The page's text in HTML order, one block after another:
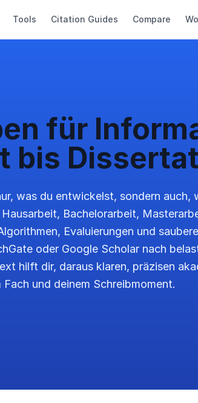
Tools Citation Guides Compare
für
bis
was du entwickelst, sondern auch,
Bachelorarbeit,
Evaluierungen und
oder Google Scholar nach
hilft dir, daraus klaren, präzisen
und deinem Schreibmoment.